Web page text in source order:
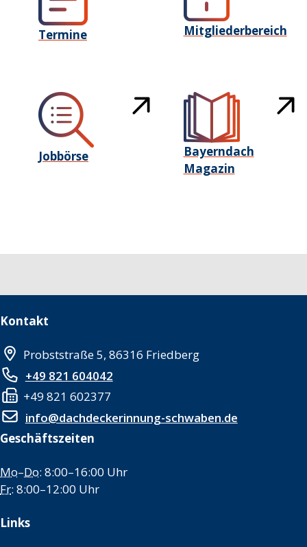
Termine Mitgliederbereich
Jobbörse
Bayerndach
Magazin
Kontakt
Probststraße 5, 86316 Friedberg
+49 821 604042
+49 821 602377
info@dachdeckerinnung-schwaben.de
Geschäftszeiten
Mo–Do: 8:00–16:00 Uhr
Fr: 8:00–12:00 Uhr
Links